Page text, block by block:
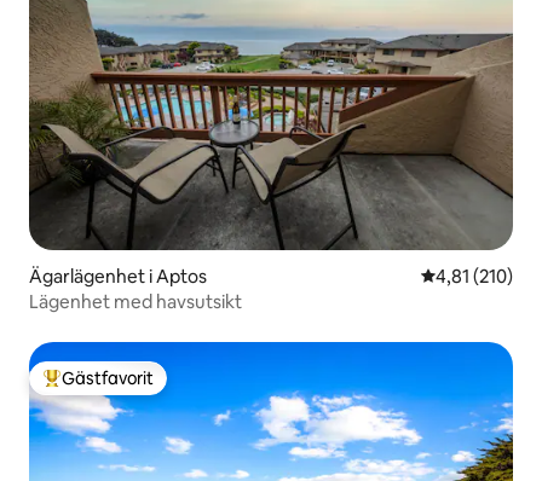
Ägarlägenhet i Aptos 4,81 av 5 i
4,81 (210)
Lägenhet med havsutsikt
Populär gästfavorit
Gästfavorit